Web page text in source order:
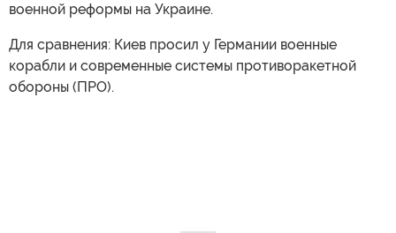
военной реформы на Украине.
Для сравнения: Киев просил у Германии военные
корабли и современные системы противоракетной
обороны (ПРО).